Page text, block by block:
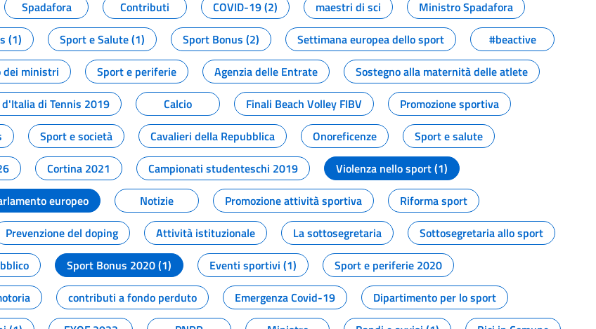
Spadafora Contributi COVID-19 (2) maestri di sci
Ministro Spadafora
(1) Sport e Salute (1) Sport Bonus (2) Settimana europea dello sport
#beactive
dei ministri Sport e periferie Agenzia delle Entrate
Sostegno alla maternità delle atlete
di Tennis 2019 Calcio Finali Beach Volley FIBV
Promozione sportiva
Sport e società Cavalieri della Repubblica Onoreficenze
Sport e salute
Cortina 2021 Campionati studenteschi 2019
Violenza nello sport (1)
europeo Notizie Promozione attività sportiva
Riforma sport
Prevenzione del doping Attività istituzionale La sottosegretaria
Sottosegretaria allo sport
Sport Bonus 2020 (1) Eventi sportivi (1)
Sport e periferie 2020
contributi a fondo perduto Emergenza Covid-19
Dipartimento per lo sport